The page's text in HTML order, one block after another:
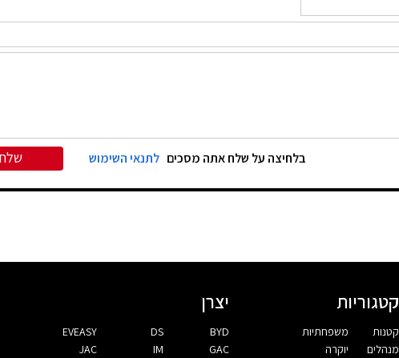
בלחיצה על שלח אתה מסכים לתנאי השימוש
קטגוריות
קטנות
מנהלים
משפחתיות
יוקרה
יצרן
BYD
DS
EVEASY
GAC
IM
JAC